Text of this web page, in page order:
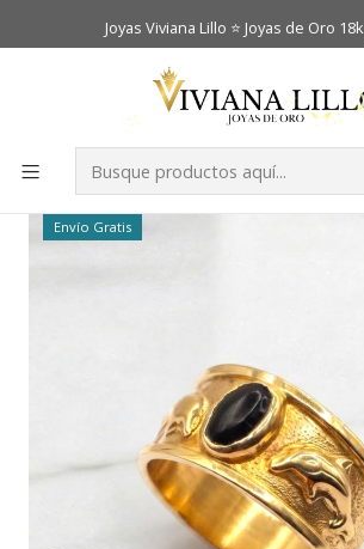
Joyas Viviana Lillo ⭐ Joyas de Oro 18k
Catálogo
-38% OFF
Envío Gratis